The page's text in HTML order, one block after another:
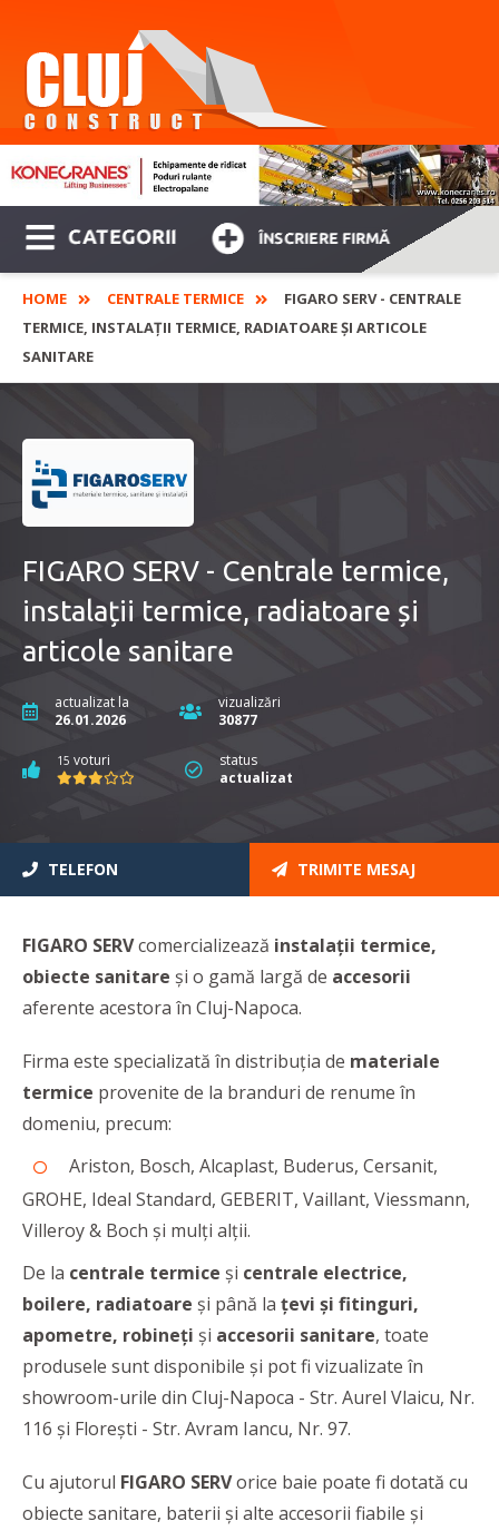
CATEGORII ÎNSCRIERE FIRMĂ
HOME CENTRALE TERMICE
FIGARO SERV - CENTRALE
TERMICE, INSTALAȚII TERMICE, RADIATOARE ȘI ARTICOLE
SANITARE
FIGARO SERV - Centrale termice,
instalații termice, radiatoare și
articole sanitare
actualizat la
26.01.2026
vizualizări
30877
15 voturi
status
actualizat
TELEFON TRIMITE MESAJ
FIGARO SERVcomercializează instalații termice,
obiecte sanitare și o gamă largă de accesorii
aferente acestora în Cluj-Napoca.
Firma este specializată în distribuția de materiale
termice provenite de la branduri de renume în
domeniu, precum:
Ariston, Bosch, Alcaplast, Buderus, Cersanit,
GROHE, Ideal Standard, GEBERIT, Vaillant, Viessmann,
Villeroy & Boch și mulți alții.
De la centrale termice și centrale electrice,
boilere, radiatoare și până la țevi și fitinguri,
apometre, robineți și accesorii sanitare, toate
produsele sunt disponibile și pot fi vizualizate în
showroom-urile din Cluj-Napoca - Str. Aurel Vlaicu, Nr.
116 și Florești - Str. Avram Iancu, Nr. 97.
Cu ajutorul FIGARO SERVorice baie poate fi dotată cu
obiecte sanitare, baterii și alte accesorii fiabile și